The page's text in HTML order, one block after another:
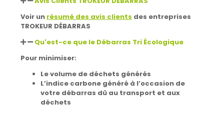
Voir un résumé des avis clients des entreprises
TROKEUR DÉBARRAS
Qu'est-ce que le Débarras Tri Écologique
Pour minimiser:
Le volume de déchets générés
L’indice carbone généré à l’occasion de
votre débarras dû au transport et aux
déchets